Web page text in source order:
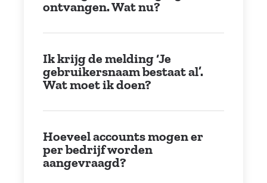
ontvangen. Wat nu?
Ik krijg de melding ‘Je
gebruikersnaam bestaat al’.
Wat moet ik doen?
Hoeveel accounts mogen er
per bedrijf worden
aangevraagd?